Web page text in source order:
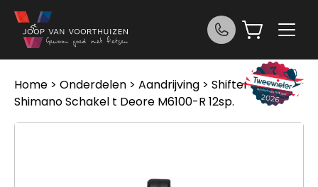
Ga naar de inhoud
Home > Onderdelen > Aandrijving > Shifters>
Shimano Schakel t Deore M6100-R 12sp.